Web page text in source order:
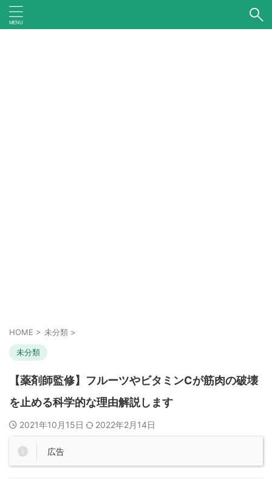
HOME > 未分類 >
未分類
【薬剤師監修】フルーツやビタミンCが筋肉の破壊
を止める科学的な理由解説します
2021年10月15日 2022年2月14日
広告